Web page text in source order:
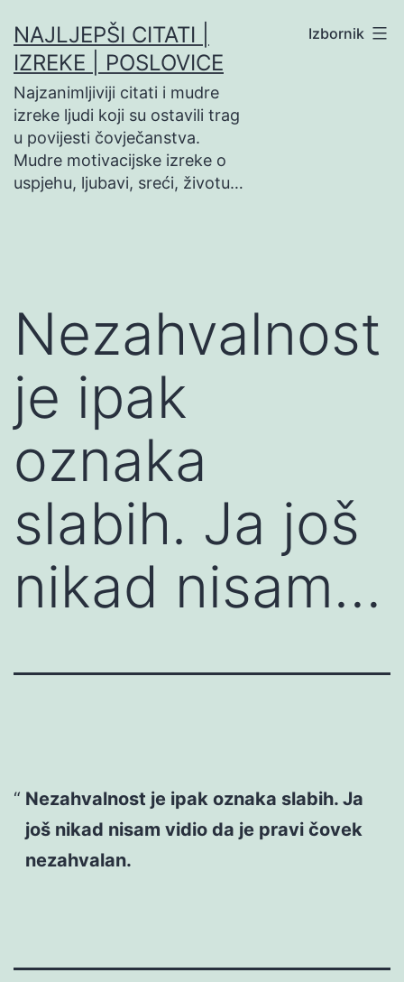
na
sadržaj
NAJLJEPŠI CITATI |
IZREKE | POSLOVICE
Najzanimljiviji citati i mudre
izreke ljudi koji su ostavili trag
u povijesti čovječanstva.
Mudre motivacijske izreke o
uspjehu, ljubavi, sreći, životu…
Izbornik
Nezahvalnost
je ipak
oznaka
slabih. Ja još
nikad nisam…
Nezahvalnost je ipak oznaka slabih. Ja
još nikad nisam vidio da je pravi čovek
nezahvalan.